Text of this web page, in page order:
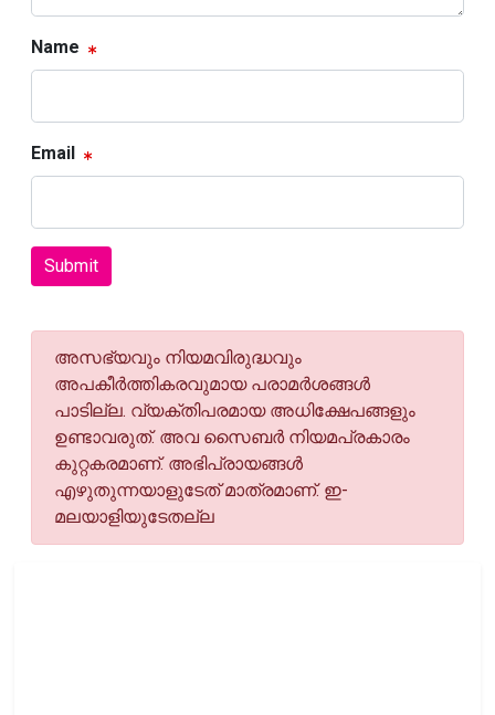
Name
Email
Submit
അസഭ്യവും നിയമവിരുദ്ധവും
അപകീര്‍ത്തികരവുമായ പരാമര്‍ശങ്ങള്‍
പാടില്ല. വ്യക്തിപരമായ അധിക്ഷേപങ്ങളും
ഉണ്ടാവരുത്. അവ സൈബര്‍ നിയമപ്രകാരം
കുറ്റകരമാണ്. അഭിപ്രായങ്ങള്‍
എഴുതുന്നയാളുടേത് മാത്രമാണ്. ഇ-
മലയാളിയുടേതല്ല